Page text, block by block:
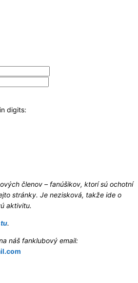
digits:
členov – fanúšikov, ktorí sú ochotní
stránky. Je nezisková, takže ide o
aktivitu.
tu.
náš fanklubový email: